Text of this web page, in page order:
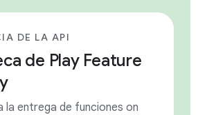
DE LA API
de Play Feature
la entrega de funciones on